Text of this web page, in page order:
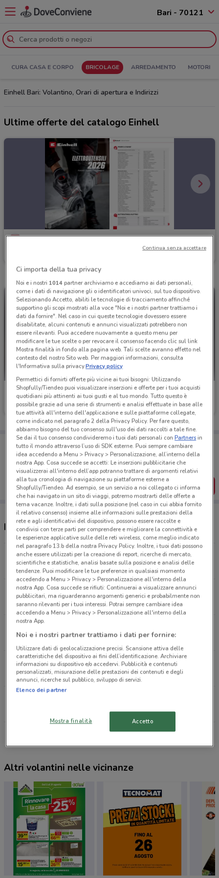
Bari - 70121
CURA CASA E CORPO BRICOLAGE ARREDAMENTO MOTORI
Einhell Bari: Volantino, Orari di apertura e Indirizzi
Ultime offerte del catalogo Einhell
Einhell
Scade il 31/12 4.8 km
Einhell
Scade il 31/12 4.8 km
Porta DoveConviene sempre con te!
Puoi trovare le migliori offerte dei negozi vicino a te,
salvarle e creare la tua lista del risparmio, comodamente
dal tuo cellulare.
SCARICA L’APP
Negozi Einhell a Bari
Via De Blasio, 1 Bari
4.8 km
Sp.1 Bari-Modugno Km 0,800 Modugno
6.8 km
Via Giovanni Battista Pirelli Triggiano
8.4 km
Via G. Mazzini, 33 Bitritto
10.2 km
Tutti i negozi Einhell
Altri volantini nelle vicinanze
Ci importa della tua privacy
Noi e i nostri 1014partner archiviamo e accediamo ai dati personali,
come i dati di navigazione gli o identificatori univoci, sul tuo dispositivo.
Selezionando Accetto, abiliti le tecnologie di tracciamento affinché
supportino gli scopi mostrati alla voce "Noi e i nostri partner trattiamo i
dati da fornire". Nel caso in cui queste tecnologie dovessero essere
disabilitate, alcuni contenuti e annunci visualizzati potrebbero non
essere rilevanti. Puoi accedere nuovamente a questo menu per
modificare le tue scelte o per revocare il consenso facendo clic sul link
Mostra finalità in fondo alla pagina web. Tali scelte avranno effetto nel
contesto del nostro Sito web. Per maggiori informazioni, consulta
l'Informativa sulla privacy.Privacy policy
Permettici di fornirti offerte più vicine ai tuoi bisogni: Utilizzando
Shopfully/Tiendeo puoi visualizzare inserzioni e offerte per i tuoi acquisti
quotidiani più attinenti ai tuoi gusti e al tuo mondo. Tutto questo è
possibile grazie ad una serie di strumenti e analisi effettuate in base alle
tue attività all'interno dell'applicazione e sulle piattaforme collegate,
come indicato nel paragrafo 2 della Privacy Policy. Per fare questo,
abbiamo bisogno del tuo consenso sull'uso dei dati raccolti a tale fine.
Se dai il tuo consenso condivideremo i tuoi dati personali conPartnersin
tutto il mondo attraverso l’uso di SDK esterne. Puoi sempre cambiare
idea accedendo a Menu > Privacy > Personalizzazione, all’interno della
nostra App. Cosa succede se accetti: Le inserzioni pubblicitarie che
visualizzerai all'interno dell’app potranno trattare di argomenti relativi
alla tua cronologia di navigazione su piattaforme esterne a
Shopfully/Tiendeo. Ad esempio, se un servizio a noi collegato ci informa
che hai navigato in un sito di viaggi, potremo mostrarti delle offerte a
tema vacanze. Inoltre, i dati sulla posizione (nel caso in cui abbia fornito
il relativo consenso) insieme alle informazioni sulle prestazioni della
rete e agli identificativi del dispositivo, possono essere raccolte e
condivisi con terze parti per comprendere e migliorare la connettività e
le esperienze applicative sulle delle reti wireless, come meglio indicato
nel paragrafo 13.b della nostra Privacy Policy. Inoltre, i tuoi dati possono
anche essere utilizzati per la creazione di report, ricerche di mercato,
scientifiche e statistiche, analisi basate sulla posizione e analisi delle
tendenze. Puoi modificare le tue preferenze in qualsiasi momento
accedendo a Menu > Privacy > Personalizzazione all'interno della
nostra App. Cosa succede se rifiuti: Continuerai a visualizzare annunci
pubblicitari, ma riguarderanno argomenti generici e probabilmente non
saranno rilevanti per i tuoi interessi. Potrai sempre cambiare idea
accedendo a Menu > Privacy > Personalizzazione all'interno della
nostra App.
Noi e i nostri partner trattiamo i dati per fornire:
Utilizzare dati di geolocalizzazione precisi. Scansione attiva delle
caratteristiche del dispositivo ai fini dell’identificazione. Archiviare
informazioni su dispositivo e/o accedervi. Pubblicità e contenuti
personalizzati, misurazione delle prestazioni dei contenuti e degli
annunci, ricerche sul pubblico, sviluppo di servizi.
Elenco dei partner
Mostra finalità Accetto
Continua senza accettare